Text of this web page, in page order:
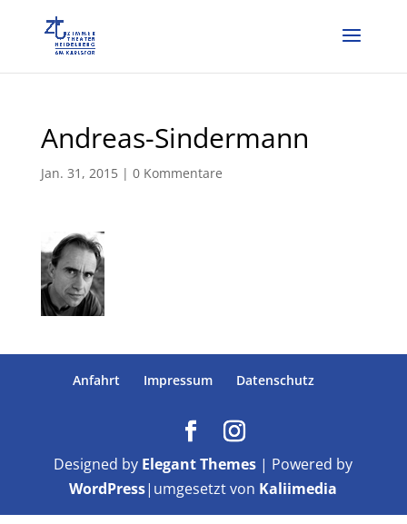
Andreas-Sindermann
Jan. 31, 2015| 0 Kommentare
Anfahrt Impressum Datenschutz
Designed by Elegant Themes | Powered by
WordPress|umgesetzt von Kaliimedia